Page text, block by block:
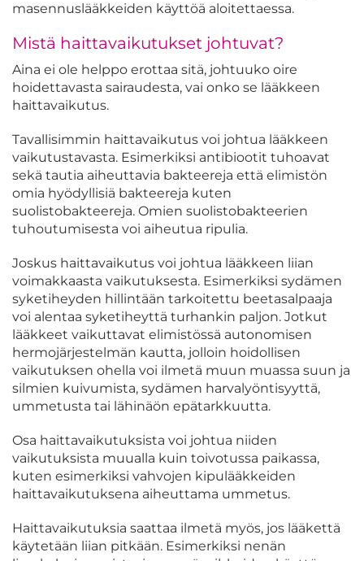
masennuslääkkeiden käyttöä aloitettaessa.
Mistä haittavaikutukset johtuvat?
Aina ei ole helppo erottaa sitä, johtuuko oire
hoidettavasta sairaudesta, vai onko se lääkkeen
haittavaikutus.
Tavallisimmin haittavaikutus voi johtua lääkkeen
vaikutustavasta. Esimerkiksi antibiootit tuhoavat
sekä tautia aiheuttavia bakteereja että elimistön
omia hyödyllisiä bakteereja kuten
suolistobakteereja. Omien suolistobakteerien
tuhoutumisesta voi aiheutua ripulia.
Joskus haittavaikutus voi johtua lääkkeen liian
voimakkaasta vaikutuksesta. Esimerkiksi sydämen
syketiheyden hillintään tarkoitettu beetasalpaaja
voi alentaa syketiheyttä turhankin paljon. Jotkut
lääkkeet vaikuttavat elimistössä autonomisen
hermojärjestelmän kautta, jolloin hoidollisen
vaikutuksen ohella voi ilmetä muun muassa suun ja
silmien kuivumista, sydämen harvalyöntisyyttä,
ummetusta tai lähinäön epätarkkuutta.
Osa haittavaikutuksista voi johtua niiden
vaikutuksista muualla kuin toivotussa paikassa,
kuten esimerkiksi vahvojen kipulääkkeiden
haittavaikutuksena aiheuttama ummetus.
Haittavaikutuksia saattaa ilmetä myös, jos lääkettä
käytetään liian pitkään. Esimerkiksi nenän